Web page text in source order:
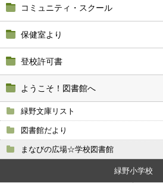
コミュニティ・スクール
保健室より
登校許可書
ようこそ！図書館へ
緑野文庫リスト
図書館だより
まなびの広場☆学校図書館
緑野小学校